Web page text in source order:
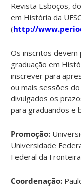
Revista Esboços,
em História da UFSC
(http://
Os inscritos devem
graduação em
inscrever para
ou mais sessões
divulgados os
para graduandos e
Promoção:
Universidade
Federal da Fronteira
Coordenação: